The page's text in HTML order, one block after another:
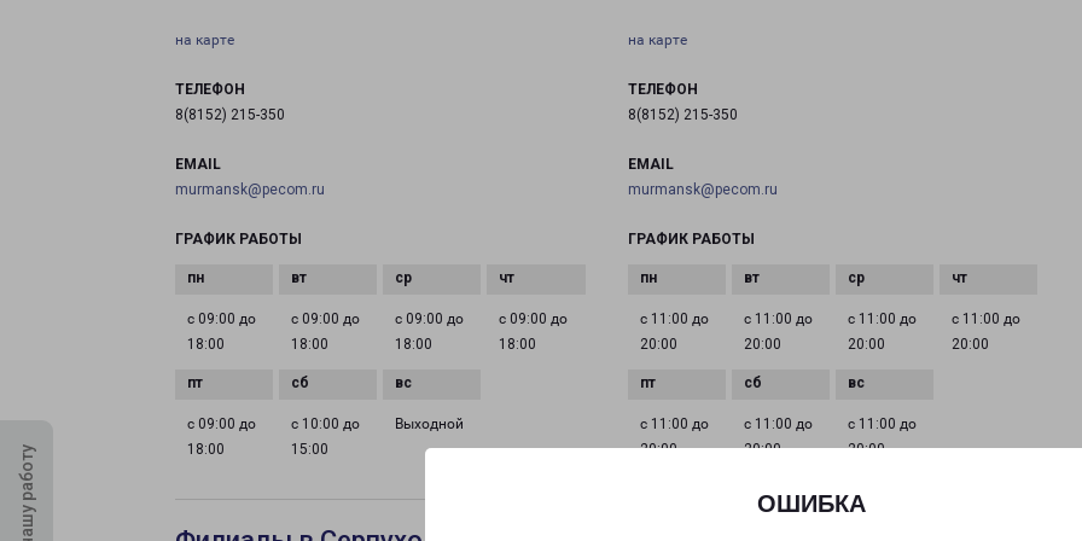
ОШИБКА
на карте
ТЕЛЕФОН
8(8152) 215-350
EMAIL
murmansk@pecom.ru
ГРАФИК РАБОТЫ
с 09:00 до
18:00
с 09:00 до
18:00
с 09:00 до
18:00
с 09:00 до
18:00
с 09:00 до
18:00
с 10:00 до
15:00
Выходной
на карте
ТЕЛЕФОН
8(8152) 215-350
EMAIL
murmansk@pecom.ru
ГРАФИК РАБОТЫ
с 11:00 до
20:00
с 11:00 до
20:00
с 11:00 до
20:00
с 11:00 до
20:00
с 11:00 до
20:00
с 11:00 до
20:00
с 11:00 до
20:00